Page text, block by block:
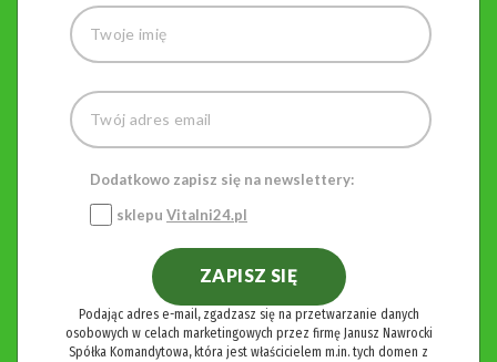
Dodatkowo zapisz się na newslettery:
sklepu Vitalni24.pl
ZAPISZ SIĘ
Podając adres e-mail, zgadzasz się na przetwarzanie danych
osobowych w celach marketingowych przez firmę Janusz Nawrocki
Spółka Komandytowa, która jest właścicielem m.in. tych domen z